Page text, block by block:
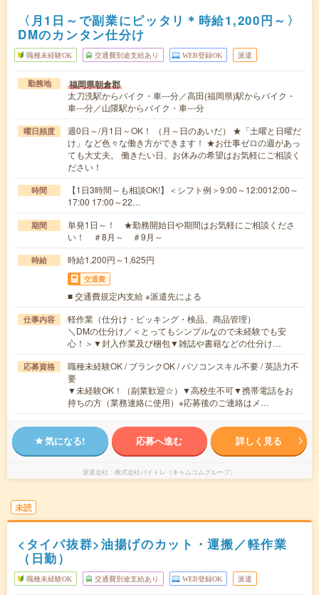
〈月1日～で副業にピッタリ＊時給1,200円～〉
DMのカンタン仕分け
職種未経験OK 交通費別途支給あり WEB登録OK 派遣
勤務地 福岡県朝倉郡
太刀洗駅からバイク・車---分／高田(福岡県)駅からバイク・
車---分／山隈駅からバイク・車---分
曜日頻度
週0日～/月1日～OK！ （月～日のあいだ） ★「土曜と日曜だ
け」など色々な働き方ができます！ ★お仕事ゼロの週があっ
ても大丈夫。 働きたい日、お休みの希望はお気軽にご相談く
ださい！
時間
【1日3時間～も相談OK!】＜シフト例＞9:00～12:0012:00～
17:00 17:00～22…
期間
単発1日～！ ★勤務開始日や期間はお気軽にご相談くださ
い！ ＃8月～ ＃9月～
時給 時給1,200円～1,625円
交通費
■ 交通費規定内支給 ※派遣先による
仕事内容
軽作業（仕分け・ピッキング・検品、商品管理）
＼DMの仕分け／＜とってもシンプルなので未経験でも安
心！＞▼封入作業及び梱包▼雑誌や書籍などの仕分け…
応募資格
職種未経験OK / ブランクOK / パソコンスキル不要 / 英語力不
要
▼未経験OK！（副業歓迎☆）▼高校生不可▼携帯電話をお
持ちの方（業務連絡に使用）※応募後のご連絡はメ…
気になる! 応募へ進む 詳しく見る
派遣会社 株式会社バイトレ（キャムコムグループ）
未読
<タイパ抜群>油揚げのカット・運搬／軽作業
（日勤）
職種未経験OK 交通費別途支給あり WEB登録OK 派遣